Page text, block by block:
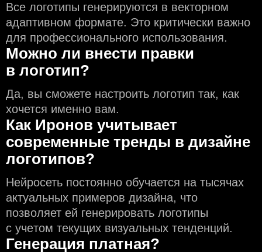
Все логотипы генерируются в векторном
адаптивном формате. Это критически важно
для профессионального использования.
Можно ли внести правки
в логотип?
Да, вы сможете настроить логотип так, как
хочется именно вам.
Как Иронов учитывает
современные тренды в дизайне
логотипов?
Нейросеть постоянно обучается на тысячах
актуальных примеров дизайна, что
позволяет ей генерировать логотипы
с учeтом текущих визуальных тенденций.
Генерация платная?